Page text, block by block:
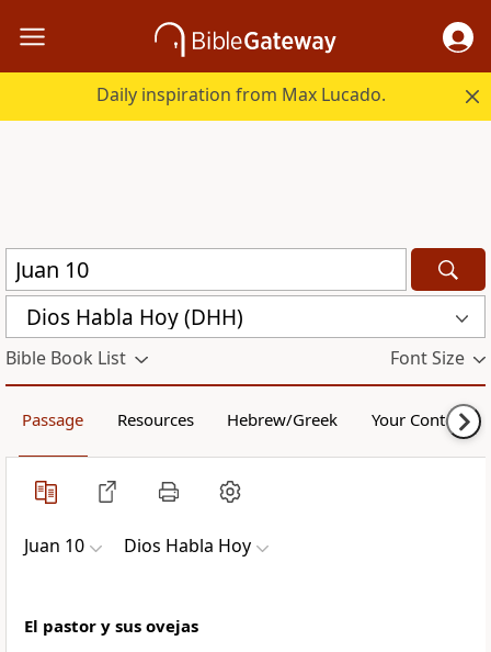
Daily inspiration from Max Lucado.
Dios Habla Hoy (DHH)
Bible Book List Font Size
Passage Resources Hebrew/Greek Your Content
Juan 10 Dios Habla Hoy
El pastor y sus ovejas